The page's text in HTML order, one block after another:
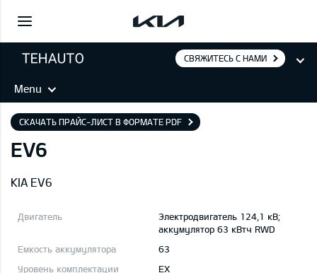
СВЯЖИТЕСЬ С НАМИ
Menu
СКАЧАТЬ ПРАЙС-ЛИСТ В ФОРМАТЕ PDF
EV6
KIA EV6
Электродвигатель 124,1 кВ;
aккумулятор 63 кВтч RWD
63
EX